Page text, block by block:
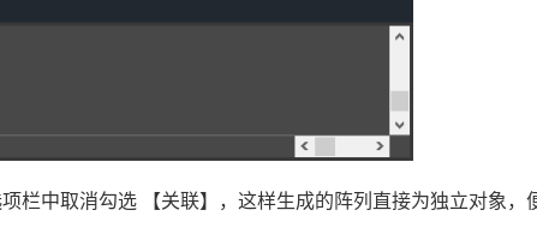
栏中取消勾选 【关联】，这样生成的阵列直接为独立对象，